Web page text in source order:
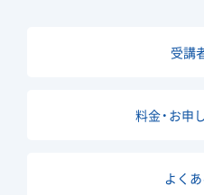
受講
料金・お申
よく